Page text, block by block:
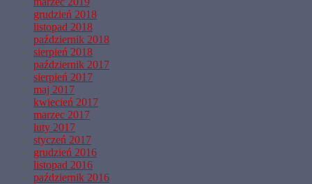
grudzień 2018
listopad 2018
październik 2018
sierpień 2018
październik 2017
sierpień 2017
maj 2017
kwiecień 2017
marzec 2017
luty 2017
styczeń 2017
grudzień 2016
listopad 2016
październik 2016